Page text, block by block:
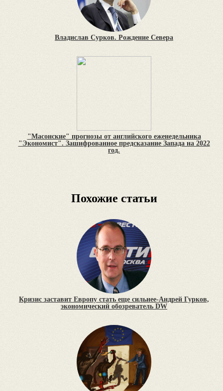
Владислав Сурков. Рождение Севера
"Масонские" прогнозы от английского еженедельника
"Экономист". Зашифрованное предсказание Запада на 2022
год.
Похожие статьи
Кризис заставит Европу стать еще сильнее-Андрей Гурков,
экономический обозреватель DW